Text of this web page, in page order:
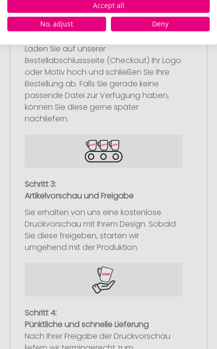
Schritt 2:
Upload Ihres Logos oder Motivs
Laden Sie auf unserer
Bestellabschlussseite (Checkout) Ihr Logo
oder Motiv hoch und schließen Sie Ihre
Bestellung ab. Falls Sie gerade keine
passende Datei zur Verfügung haben,
können Sie diese gerne später
nachliefern.
Schritt 3:
Artikelvorschau und Freigabe
Sie erhalten von uns eine kostenlose
Druckvorschau mit Ihrem Design. Sobald
Sie diese freigeben, starten wir
umgehend mit der Produktion.
Schritt 4:
Pünktliche und schnelle Lieferung
Nach Ihrer Freigabe der Druckvorschau
Accept all
No, adjust
Deny